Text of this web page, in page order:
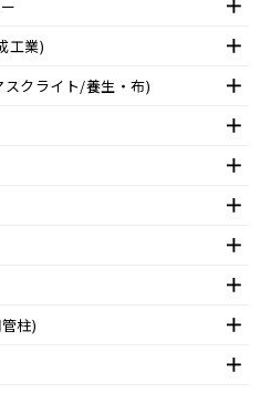
工業)
クライト/養生・布)
柱)